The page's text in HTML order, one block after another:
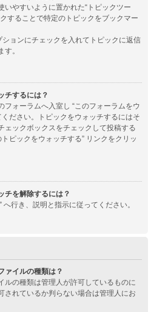
いやすいように置かれた“トピックツー
することで特定のトピックをブックマー
ションにチェックを入れてトピックに返信
。
チするには？
フォーラムへ入室し “このフォーラムをウ
ださい。トピックをウォッチするにはそ
ェックボックスをチェックして投稿する
ピックをウォッチする” リンクをクリッ
チを解除するには？
へ行き、説明と指示に従ってください。
ァイルの種類は？
ルの種類は管理人が許可しているものに
されているか判らない場合は管理人にお